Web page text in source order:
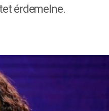
érdemelne.